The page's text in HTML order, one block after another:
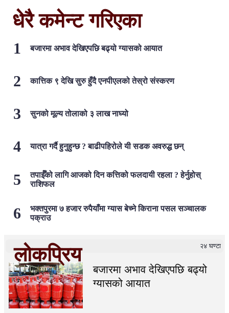
धेरै कमेन्ट गरिएका
बजारमा अभाव देखिएपछि बढ्यो ग्यासको आयात
कात्तिक ९ देखि सुरु हुँदै एनपीएलको तेस्रो संस्करण
सुनको मूल्य तोलाको ३ लाख नाघ्यो
यात्रा गर्दै हुनुहुन्छ ? बाढीपहिरोले यी सडक अवरुद्ध छन्
तपाईँको लागि आजको दिन कत्तिको फलदायी रहला ? हेर्नुहोस्
राशिफल
भक्तपुरमा ७ हजार रुपैयाँमा ग्यास बेच्ने किराना पसल सञ्चालक
पक्राउ
लोकप्रिय २४ घण्टा
बजारमा अभाव देखिएपछि बढ्यो
ग्यासको आयात